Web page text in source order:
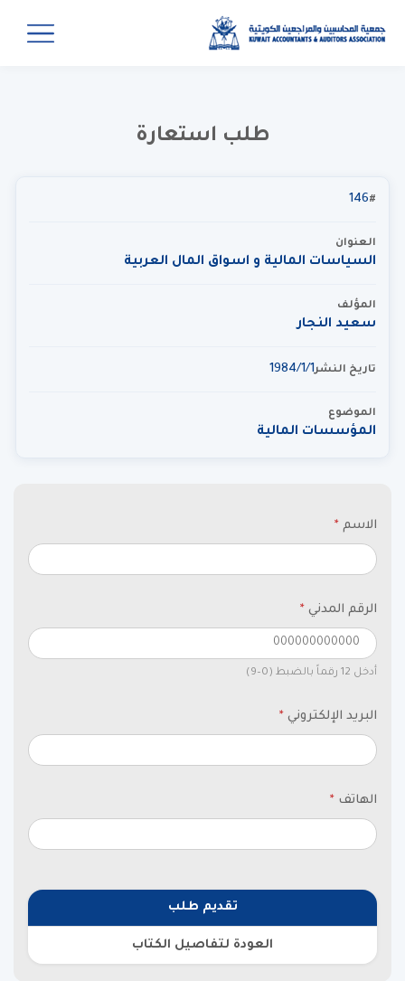
طلب استعارة
#
146
العنوان
السياسات المالية و اسواق المال العربية
المؤلف
سعيد النجار
تاريخ النشر1‏‏/1‏‏/1984
الموضوع
المؤسسات المالية
الاسم *
الرقم المدني *
أدخل 12 رقماً بالضبط (0–9)
البريد الإلكتروني *
الهاتف *
تقديم طلب
العودة لتفاصيل الكتاب